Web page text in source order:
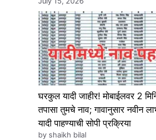
घरकुल यादी जाहीर! मोबाईलवर 2
तपासा तुमचे नाव; गावानुसार नवीन
यादी पाहण्याची सोपी प्रक्रिया
by shaikh bilal